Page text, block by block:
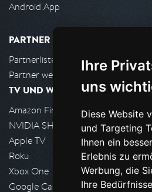
Ihre
uns
Diese Website
und Targeting
Ihnen ein
Erlebnis zu
Werbung, die
Ihre
Android App
PARTNER
Partnerliste
Partner werden
TV UND WOHNZIMMER
Amazon FireTV
NVIDIA SHIELD, Google TV
Apple TV
Roku
Xbox One
Google Cast